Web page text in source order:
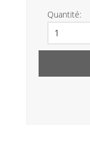
Quantité: